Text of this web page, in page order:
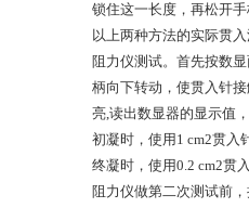
锁住这一长度，再松开
以上两种方法的实际贯
阻力仪测试。首先按数
柄向下转动，使贯入针
亮,读出数显器的显示值
初凝时，使用1 cm2贯入
终凝时，使用0.2 cm2贯
阻力仪做第二次测试前